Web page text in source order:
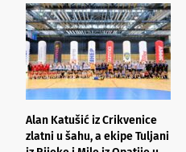
Alan Katušić iz Crikvenice
zlatni u šahu, a ekipe Tuljani